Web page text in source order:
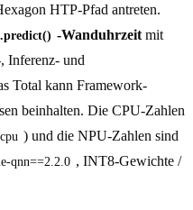
HTP-Pfad antreten.
-Wanduhrzeit mit
Inferenz- und
Total kann Framework-
beinhalten. Die CPU-Zahlen
) und die NPU-Zahlen sind
qnn==2.2.0 , INT8-Gewichte /